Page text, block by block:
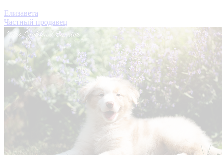
Елизавета
Частный продавец